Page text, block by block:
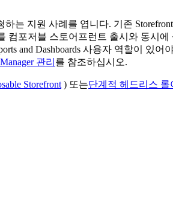
하는 지원 사례를 엽니다. 기존
컴포저블 스토어프런트 출시와 동시에
and Dashboards 사용자 역할이 있
관리 를 참조하십시오.
Storefront ) 또는단계적 헤드리스 롤